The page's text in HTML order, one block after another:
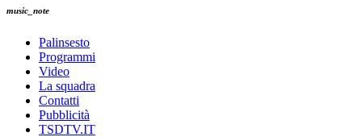
music_note
Palinsesto
Programmi
Video
La squadra
Contatti
Pubblicità
TSDTV.IT